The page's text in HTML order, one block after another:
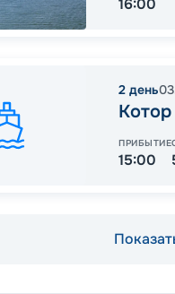
16:00
2 день
Котор
ПРИБЫТИЕ
15:00